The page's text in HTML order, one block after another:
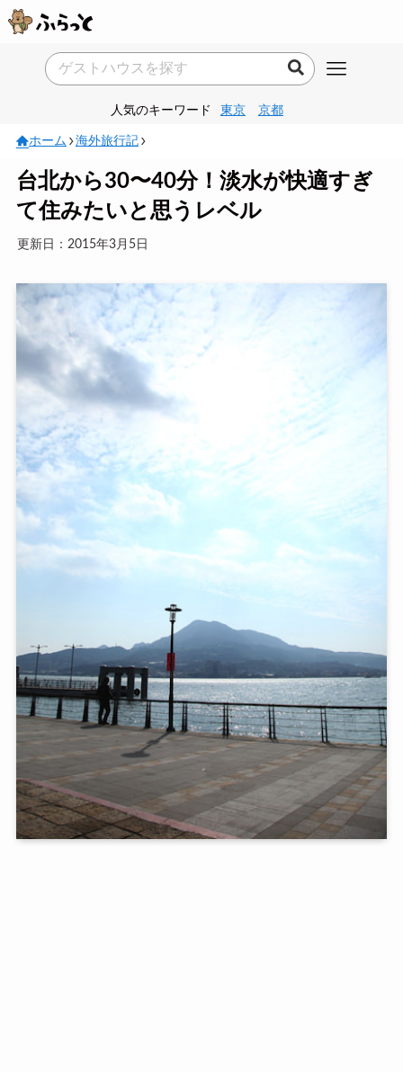
人気のキーワード 東京 京都
ホーム 海外旅行記
台北から30〜40分！淡水が快適すぎ
て住みたいと思うレベル
更新日：2015年3月5日